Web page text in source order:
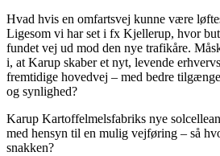
Hvad hvis en omfartsvej kunne være
Ligesom vi har set i fx Kjellerup, hvor
fundet vej ud mod den nye trafikåre.
i, at Karup skaber et nyt, levende
fremtidige hovedvej – med bedre
og synlighed?
Karup Kartoffelmelsfabriks nye
med hensyn til en mulig vejføring – så
snakken?